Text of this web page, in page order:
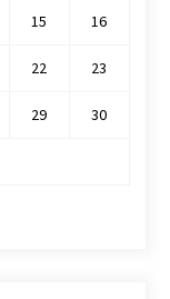
15 16
22 23
29 30